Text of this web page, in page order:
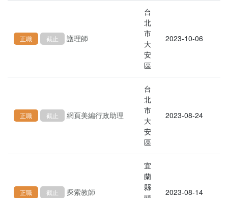
正職 截止 護理師
台
北
市
大
安
區
2023-10-06
正職 截止 網頁美編行政助理
台
北
市
大
安
區
2023-08-24
正職 截止 探索教師
宜
蘭
縣
2023-08-14